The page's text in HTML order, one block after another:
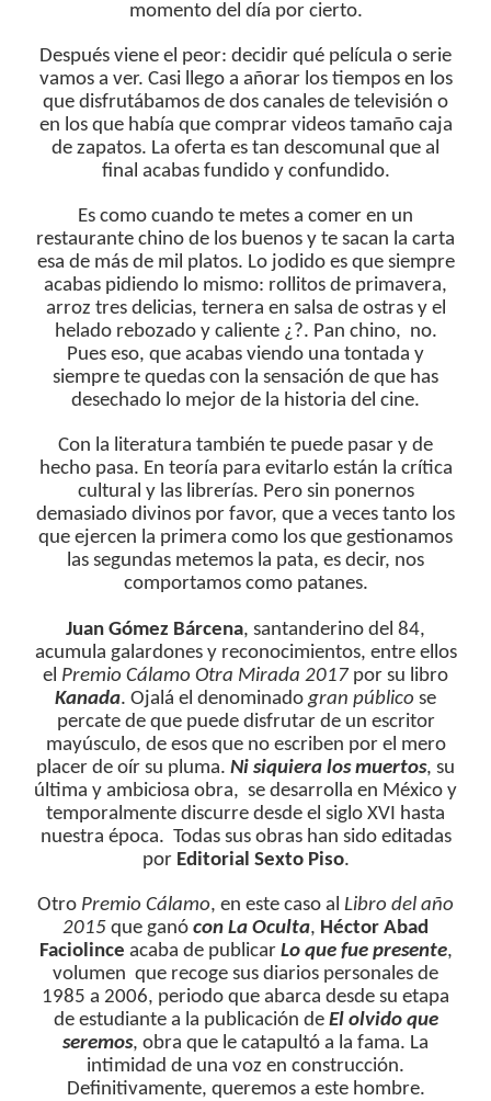
momento del día por cierto.
Después viene el peor: decidir qué película o serie
vamos a ver. Casi llego a añorar los tiempos en los
que disfrutábamos de dos canales de televisión o
en los que había que comprar videos tamaño caja
de zapatos. La oferta es tan descomunal que al
final acabas fundido y confundido.
Es como cuando te metes a comer en un
restaurante chino de los buenos y te sacan la carta
esa de más de mil platos. Lo jodido es que siempre
acabas pidiendo lo mismo: rollitos de primavera,
arroz tres delicias, ternera en salsa de ostras y el
helado rebozado y caliente ¿?. Pan chino, no.
Pues eso, que acabas viendo una tontada y
siempre te quedas con la sensación de que has
desechado lo mejor de la historia del cine.
Con la literatura también te puede pasar y de
hecho pasa. En teoría para evitarlo están la crítica
cultural y las librerías. Pero sin ponernos
demasiado divinos por favor, que a veces tanto los
que ejercen la primera como los que gestionamos
las segundas metemos la pata, es decir, nos
comportamos como patanes.
Juan Gómez Bárcena, santanderino del 84,
acumula galardones y reconocimientos, entre ellos
el Premio Cálamo Otra Mirada 2017por su libro
Kanada. Ojalá el denominadogran público se
percate de que puede disfrutar de un escritor
mayúsculo, de esos que no escriben por el mero
placer de oír su pluma. Ni siquiera los muertos, su
última y ambiciosa obra, se desarrolla en México y
temporalmente discurre desde el siglo XVI hasta
nuestra época. Todas sus obras han sido editadas
por Editorial Sexto Piso.
Otro Premio Cálamo, en este caso al Libro del año
2015 que ganó con La Oculta, Héctor Abad
Faciolince acaba de publicar Lo que fue presente,
volumen que recoge sus diarios personales de
1985 a 2006, periodo que abarca desde su etapa
de estudiante a la publicación de El olvido que
seremos, obra que le catapultó a la fama. La
intimidad de una voz en construcción.
Definitivamente, queremos a este hombre.